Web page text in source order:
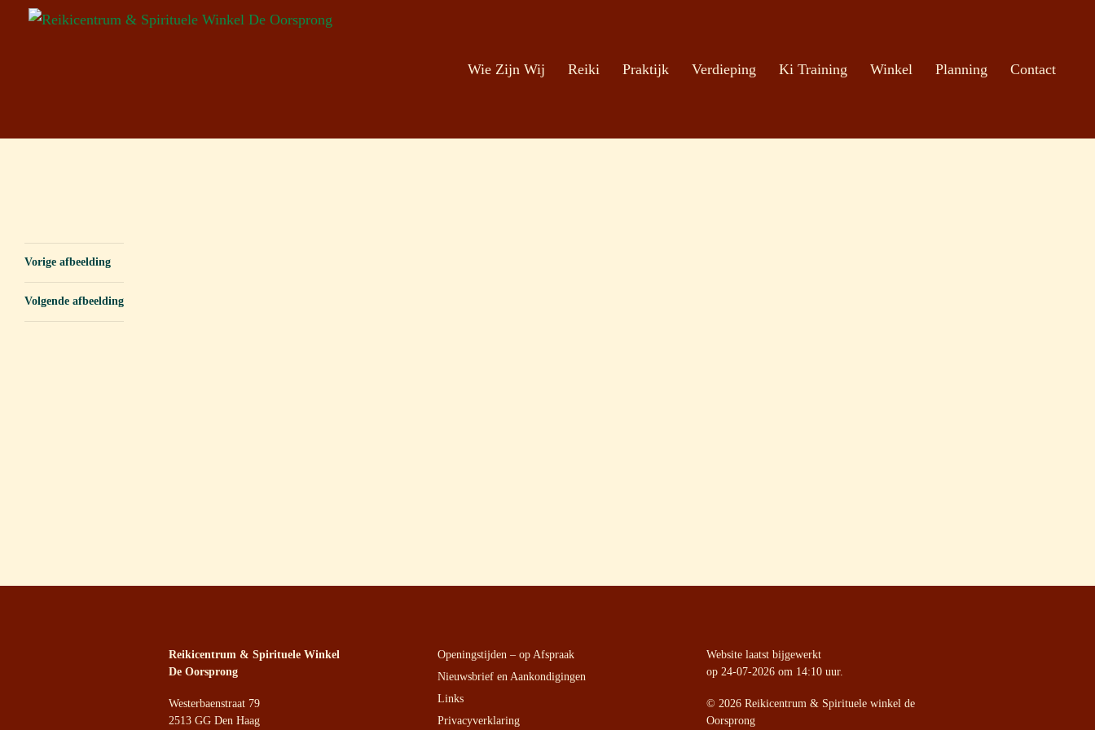
Ga naar de inhoud
Wie Zijn Wij Reiki Praktijk Verdieping Ki Training Winkel Planning Contact
Vorige afbeelding
Volgende afbeelding
Reikicentrum & Spirituele Winkel
De Oorsprong
Westerbaenstraat 79
2513 GG Den Haag
Openingstijden – op Afspraak
Nieuwsbrief en Aankondigingen
Links
Privacyverklaring
Website laatst bijgewerkt
op 24-07-2026 om 14:10 uur.
© 2026 Reikicentrum & Spirituele winkel de
Oorsprong